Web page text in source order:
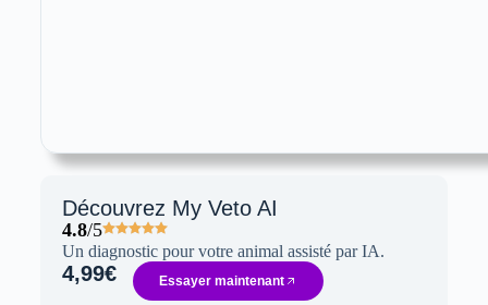
Découvrez My Veto AI
4.8/5
Un diagnostic pour votre animal assisté par IA.
4,99€ Essayer maintenant